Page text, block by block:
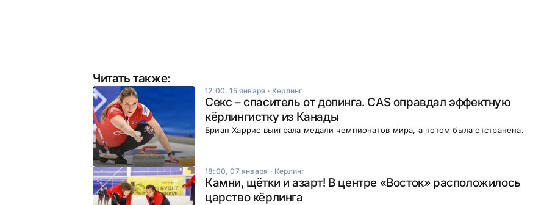
Читать также:
12:00, 15 января · Керлинг
Секс – спаситель от допинга. CAS оправдал эффектную
кёрлингистку из Канады
Бриан Харрис выиграла медали чемпионатов мира, а потом была отстранена.
18:00, 07 января · Керлинг
Камни, щётки и азарт! В центре «Восток» расположилось
царство кёрлинга